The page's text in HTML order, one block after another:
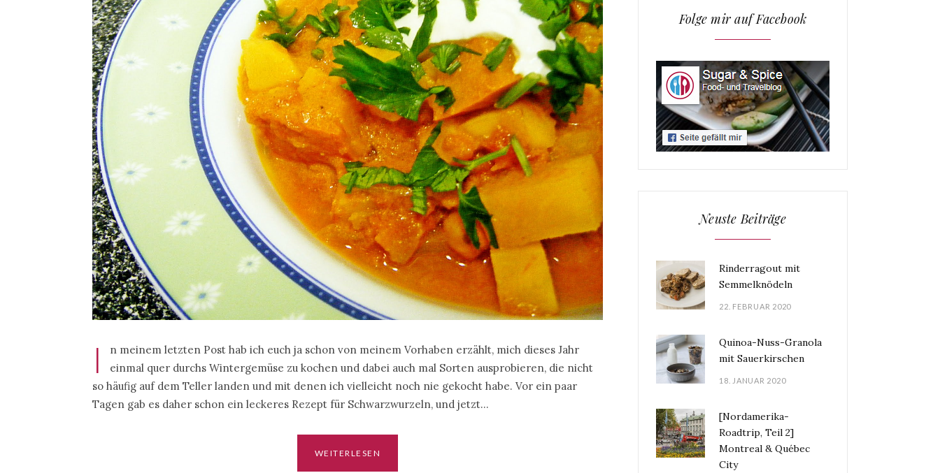
I
n meinem letzten Post hab ich euch ja schon von meinem Vorhaben erzählt, mich dieses Jahr
einmal quer durchs Wintergemüse zu kochen und dabei auch mal Sorten ausprobieren, die nicht
so häufig auf dem Teller landen und mit denen ich vielleicht noch nie gekocht habe. Vor ein paar
Tagen gab es daher schon ein leckeres Rezept für Schwarzwurzeln, und jetzt…
WEITERLESEN
Folge mir auf Facebook
Neuste Beiträge
Rinderragout mit
Semmelknödeln
22. FEBRUAR 2020
Quinoa-Nuss-Granola
mit Sauerkirschen
18. JANUAR 2020
[Nordamerika-
Roadtrip, Teil 2]
Montreal & Québec
City